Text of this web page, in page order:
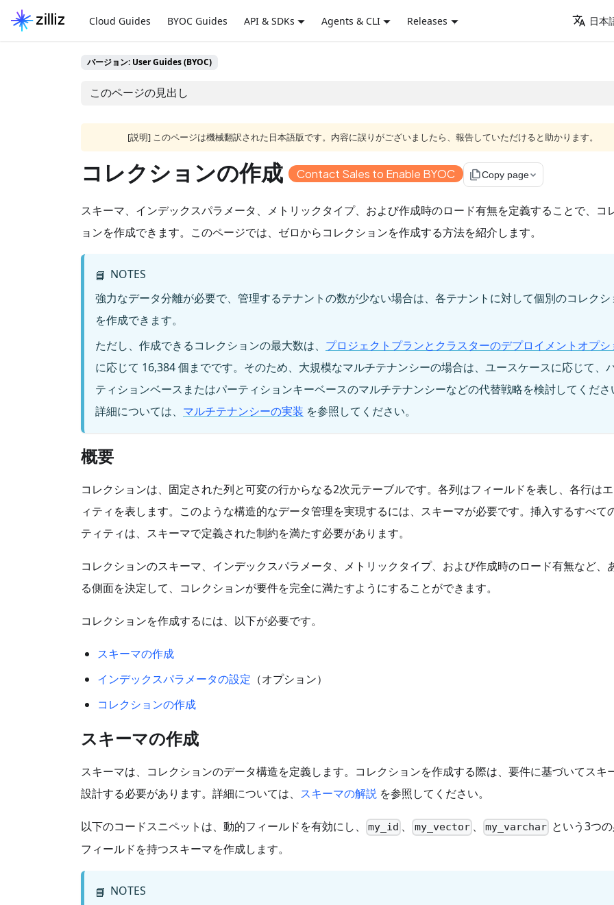
Cloud Guides BYOC Guides API & SDKs Agents & CLI Releases 日本
バージョン: User Guides (BYOC)
このページの見出し
[説明] このページは機械翻訳された日本語版です。内容に誤りがございましたら、報告していただけると助かります。
コレクションの作成 Contact Sales to Enable BYOC file_copyCopy page
スキーマ、インデックスパラメータ、メトリックタイプ、および作成時のロード有無を定義することで、コ
ョンを作成できます。このページでは、ゼロからコレクションを作成する方法を紹介します。
📘 NOTES
強力なデータ分離が必要で、管理するテナントの数が少ない場合は、各テナントに対して個別のコレクシ
を作成できます。
ただし、作成できるコレクションの最大数は、 プロジェクトプランとクラスターのデプロイメントオプシ
に応じて 16,384 個までです。そのため、大規模なマルチテナンシーの場合は、ユースケースに応じて、
ティションベースまたはパーティションキーベースのマルチテナンシーなどの代替戦略を検討してくださ
詳細については、 マルチテナンシーの実装 を参照してください。
概要
コレクションは、固定された列と可変の行からなる2次元テーブルです。各列はフィールドを表し、各行は
ィティを表します。このような構造的なデータ管理を実現するには、スキーマが必要です。挿入するすべて
ティティは、スキーマで定義された制約を満たす必要があります。
コレクションのスキーマ、インデックスパラメータ、メトリックタイプ、および作成時のロード有無など、
る側面を決定して、コレクションが要件を完全に満たすようにすることができます。
コレクションを作成するには、以下が必要です。
スキーマの作成
インデックスパラメータの設定 （オプション）
コレクションの作成
スキーマの作成
スキーマは、コレクションのデータ構造を定義します。コレクションを作成する際は、要件に基づいてスキ
設計する必要があります。詳細については、 スキーマの解説 を参照してください。
以下のコードスニペットは、動的フィールドを有効にし、 my_id 、 my_vector、 my_varchar という3つ
フィールドを持つスキーマを作成します。
📘 NOTES